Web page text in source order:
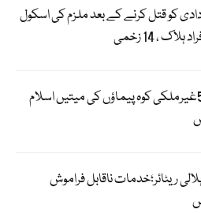
دادی کو قتل کرنے کے بعد ملزم کی اسکول
براڈ پیک حادثہ،5غیرملکی کوہ پیماؤں کی میتیں اسلام
ریٹائر؛خدمات ناقابل فراموش